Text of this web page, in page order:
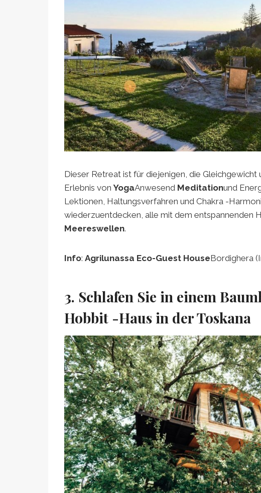
Dieser Retreat ist für diejenigen, die
Erlebnis vonYogaAnwesend Meditationund
Lektionen, Haltungsverfahren und Chakra -
wiederzuentdecken, alle mit dem entspannenden
Meereswellen.
Info: Agrilunassa Eco-Guest HouseBordighera
3. Schlafen Sie in einem
Hobbit -Haus in der Toskana